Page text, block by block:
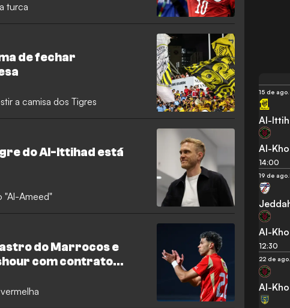
turca
de fechar
a camisa dos Tigres
do Al-Ittihad está
"Al-Ameed"
do Marrocos e
com contrato
15 de ago.
Al-
Al-
14:00
19 de ago.
Al-
12:30
22 de ago.
Al-